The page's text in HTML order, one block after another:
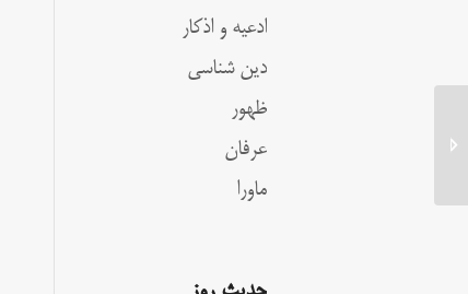
ادعیه و اذکار
دین شناسی
ظهور
عرفان
ماورا
زندگینامه سید عبدالحسین لاری